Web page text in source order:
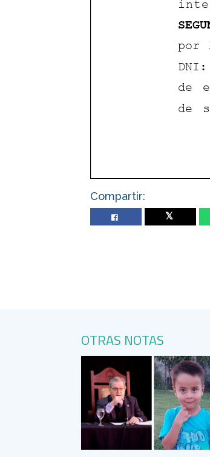
Compartir:
Twitter
OTRAS NOTAS